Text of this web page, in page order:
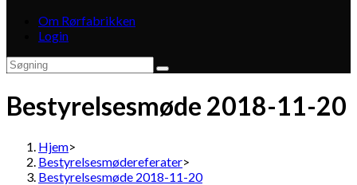
Om Rørfabrikken
Login
Bestyrelsesmøde 2018-11-20
Hjem>
Bestyrelsesmødereferater>
Bestyrelsesmøde 2018-11-20